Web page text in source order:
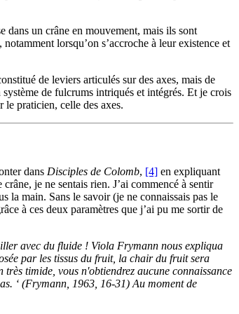
dans un crâne en mouvement, mais ils sont
lorsqu’on s’accroche à leur existence et
de leviers articulés sur des axes, mais de
de fulcrums intriqués et intégrés. Et je crois
praticien, celle des axes.
dans Disciples de Colomb, [4] en expliquant
je ne sentais rien. J’ai commencé à sentir
la main. Sans le savoir (je ne connaissais pas le
à ces deux paramètres que j’ai pu me sortir de
avec du fluide ! Viola Frymann nous expliqua
par les tissus du fruit, la chair du fruit sera
timide, vous n'obtiendrez aucune connaissance
‘ (Frymann, 1963, 16-31) Au moment de